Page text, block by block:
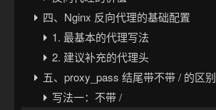
四、Nginx 反向代理的基础配置
1. 最基本的代理写法
2. 建议补充的代理头
五、proxy_pass 结尾带不带 / 的区别
写法一：不带 /